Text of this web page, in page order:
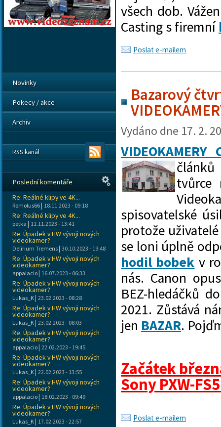
všech dob.
Casting s firemní
Poslat e-mailem
Bazarový
Vydáno dne 17. 2.
VIDEOKAMERY
tvůrce
spisovatelské
protože
se loni úplně
hodil bobek v
nás. Canon
BEZ-hledáčků
2021. Zůstává
jen BAZAR.
Začátek
Sony PXW-
Poslat e-mailem
Novinky
Pokecy / akce
Archiv
RSS kanál
Poslední komentáře
Re: Reálné klipy ve 4K...
Romolus66| 18.11.2023 - 09:18
Re: Reálné klipy ve 4K...
petka | 11.11.2023 - 13:41
Re: Úpadek v HW vývoji nových
videokamer?
Delirium Tremens| 30.10.2023 - 19:48
Re: Úpadek v HW vývoji nových
videokamer?
appalacio| 16.07.2023 - 06:33
Re: Úpadek v HW vývoji nových
videokamer?
Lukas_K | 23.02.2023 - 08:28
Re: Úpadek v HW vývoji nových
videokamer?
Lukas_K | 23.02.2023 - 08:03
Re: Úpadek v HW vývoji nových
videokamer?
appalacio| 22.02.2023 - 19:45
Re: Úpadek v HW vývoji nových
videokamer?
Lukas_K | 22.02.2023 - 13:55
Re: Úpadek v HW vývoji nových
videokamer?
appalacio| 18.02.2023 - 09:49
Re: Úpadek v HW vývoji nových
videokamer?
Lukas_K | 17.02.2023 - 22:57